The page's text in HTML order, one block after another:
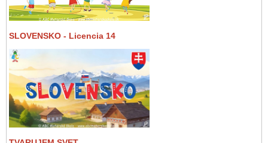
SLOVENSKO - Licencia 14